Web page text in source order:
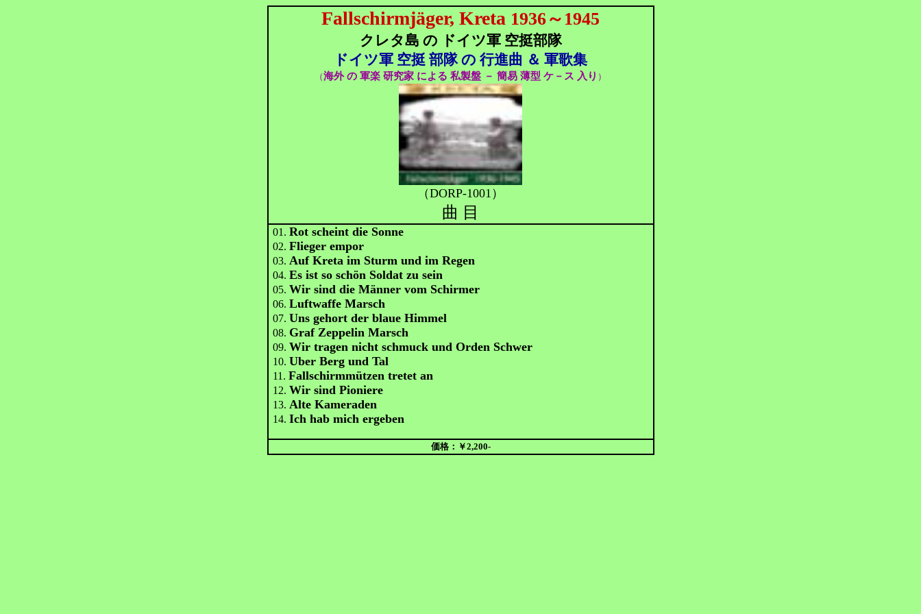
Fallschirmjäger, Kreta 1936～1945
クレタ島 の ドイツ軍 空挺部隊
ドイツ軍 空挺 部隊 の 行進曲 ＆ 軍歌集
（海外 の 軍楽 研究家 による 私製盤 － 簡易 薄型 ケ－ス 入り ）
（DORP-1001）
曲 目
01.Rot scheint die Sonne
02.Flieger empor
03. Auf Kreta im Sturm und im Regen
04.Es ist so schön Soldat zu sein
05.Wir sind die Männer vom Schirmer
06.Luftwaffe Marsch
07.Uns gehort der blaue Himmel
08. Graf Zeppelin Marsch
09.Wir tragen nicht schmuck und Orden Schwer
10.Uber Berg und Tal
11.Fallschirmmützen tretet an
12.Wir sind Pioniere
13. Alte Kameraden
14.Ich hab mich ergeben
価格：￥2,200-